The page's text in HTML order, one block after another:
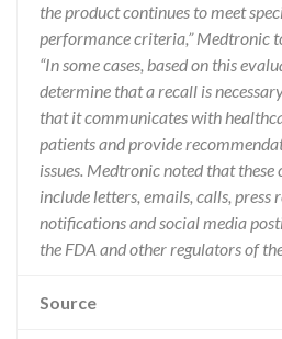
the product continues to meet
performance criteria,” Medtronic
“In some cases, based on this
determine that a recall is
that it communicates with
patients and provide
issues. Medtronic noted that
include letters, emails, calls, press
notifications and social media
the FDA and other regulators of
Source